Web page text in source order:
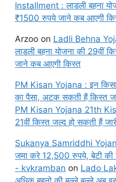
Installment : लाडली बहना
₹1500 रुपये जाने कब आएगी
Arzoo on Ladli Behna
लाडली बहना योजना की 29वीं
जाने कब आएगी किस्त
PM Kisan Yojana : इन
का पैसा, अटक सकती हैं किस्त
PM Kisan Yojana 21th Kist
21वीं किस्त जल्द हो सकती हैं
Sukanya Samriddhi
जमा करे 12,500 रुपये, बेटी की
- kvkramban on Lado